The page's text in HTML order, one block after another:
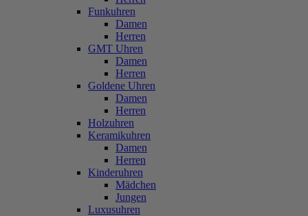
Funkuhren
Damen
Herren
GMT Uhren
Damen
Herren
Goldene Uhren
Damen
Herren
Holzuhren
Keramikuhren
Damen
Herren
Kinderuhren
Mädchen
Jungen
Luxusuhren